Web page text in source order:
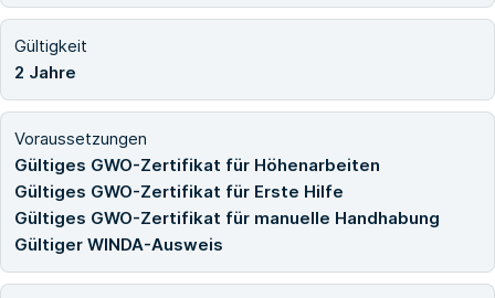
Gültigkeit
2 Jahre
Voraussetzungen
Gültiges GWO-Zertifikat für Höhenarbeiten
Gültiges GWO-Zertifikat für Erste Hilfe
Gültiges GWO-Zertifikat für manuelle Handhabung
Gültiger WINDA-Ausweis